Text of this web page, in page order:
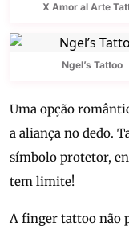
X Amor al Arte
Ngel’s Tattoo
Uma opção
a aliança no dedo.
símbolo protetor,
tem limite!
A finger tattoo não